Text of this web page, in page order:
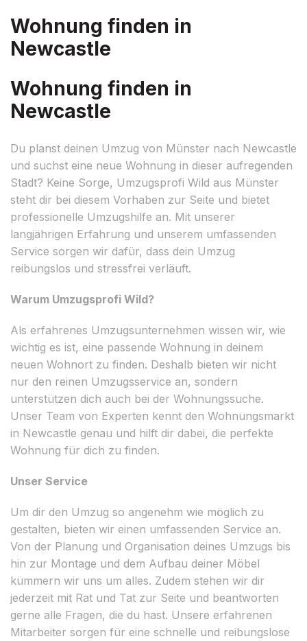
Wohnung finden in
Newcastle
Wohnung finden in
Newcastle
Du planst deinen Umzug von Münster nach Newcastle
und suchst eine neue Wohnung in dieser aufregenden
Stadt? Keine Sorge, Umzugsprofi Wild aus Münster
steht dir bei diesem Vorhaben zur Seite und bietet
professionelle Umzugshilfe an. Mit unserer
langjährigen Erfahrung und unserem umfassenden
Service sorgen wir dafür, dass dein Umzug
reibungslos und stressfrei verläuft.
Warum Umzugsprofi Wild?
Als erfahrenes Umzugsunternehmen wissen wir, wie
wichtig es ist, eine passende Wohnung in deinem
neuen Wohnort zu finden. Deshalb bieten wir nicht
nur den reinen Umzugsservice an, sondern
unterstützen dich auch bei der Wohnungssuche.
Unser Team von Experten kennt den Wohnungsmarkt
in Newcastle genau und hilft dir dabei, die perfekte
Wohnung für dich zu finden.
Unser Service
Um dir den Umzug so angenehm wie möglich zu
gestalten, bieten wir einen umfassenden Service an.
Von der Planung und Organisation deines Umzugs bis
hin zur Montage und dem Aufbau deiner Möbel
kümmern wir uns um alles. Zudem stehen wir dir
jederzeit mit Rat und Tat zur Seite und beantworten
gerne alle Fragen, die du hast. Unsere erfahrenen
Mitarbeiter sorgen für eine schnelle und reibungslose